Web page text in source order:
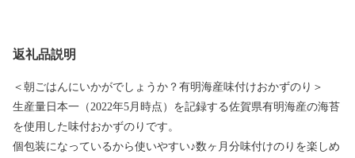
返礼品説明
＜朝ごはんにいかがでしょうか？有明海産味付けおかずのり＞
生産量日本一（2022年5月時点）を記録する佐賀県有明海産の海苔
を使用した味付おかずのりです。
個包装になっているから使いやすい♪数ヶ月分味付けのりを楽しめ